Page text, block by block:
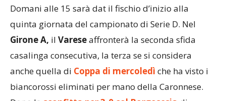
Domani alle 15 sarà dat il fischio d’inizio alla
quinta giornata del campionato di Serie D. Nel
Girone A, il Vareseaffronterà la seconda sfida
casalinga consecutiva, la terza se si considera
anche quella di Coppa di mercoledì che ha visto i
biancorossi eliminati per mano della Caronnese.